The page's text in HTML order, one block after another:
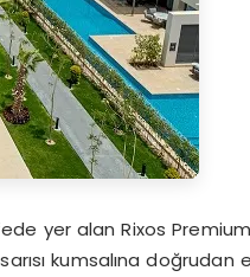
yer alan Rixos
kumsalına